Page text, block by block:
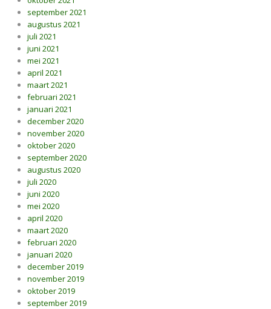
september 2021
augustus 2021
juli 2021
juni 2021
mei 2021
april 2021
maart 2021
februari 2021
januari 2021
december 2020
november 2020
oktober 2020
september 2020
augustus 2020
juli 2020
juni 2020
mei 2020
april 2020
maart 2020
februari 2020
januari 2020
december 2019
november 2019
oktober 2019
september 2019